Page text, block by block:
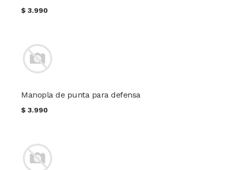
$3.990
Manopla de punta para defensa
$3.990